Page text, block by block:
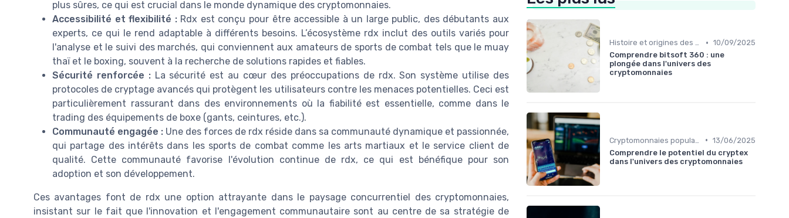
plus sûres, ce qui est crucial dans le monde dynamique des cryptomonnaies.
Accessibilité et flexibilité :Rdx est conçu pour être accessible à un large public, des débutants aux
experts, ce qui le rend adaptable à différents besoins. L’écosystème rdx inclut des outils variés pour
l'analyse et le suivi des marchés, qui conviennent aux amateurs de sports de combat tels que le muay
thaï et le boxing, souvent à la recherche de solutions rapides et fiables.
Sécurité renforcée :La sécurité est au cœur des préoccupations de rdx. Son système utilise des
protocoles de cryptage avancés qui protègent les utilisateurs contre les menaces potentielles. Ceci est
particulièrement rassurant dans des environnements où la fiabilité est essentielle, comme dans le
trading des équipements de boxe (gants, ceintures, etc.).
Communauté engagée : Une des forces de rdx réside dans sa communauté dynamique et passionnée,
qui partage des intérêts dans les sports de combat comme les arts martiaux et le service client de
qualité. Cette communauté favorise l'évolution continue de rdx, ce qui est bénéfique pour son
adoption et son développement.
Ces avantages font de rdx une option attrayante dans le paysage concurrentiel des cryptomonnaies,
insistant sur le fait que l'innovation et l'engagement communautaire sont au centre de sa stratégie de
Histoire et origines des cryptomonnaies • 10/09/2025
Comprendre bitsoft 360 : une
plongée dans l'univers des
cryptomonnaies
• 13/06/2025
Comprendre le potentiel du cryptex
dans l'univers des cryptomonnaies